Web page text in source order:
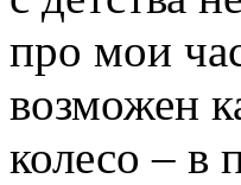
про мои
возможен
колесо – в